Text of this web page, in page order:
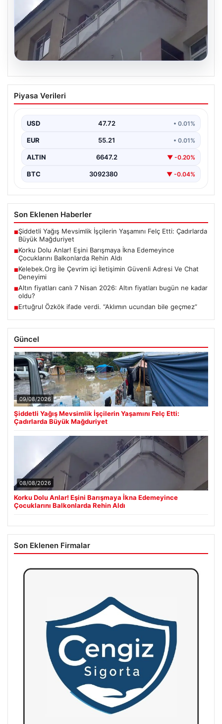
08.08.2026
Korku Dolu Anlar! Eşini Barışmaya İkna
Edemeyince Çocuklarını Balkonlarda
Erzurum'da yaşanan bu korkutucu olay, aile içi
doğurabileceğinin acı…
Piyasa Verileri
USD 47.72 • 0.01%
EUR 55.21 • 0.01%
ALTIN 6647.2 ▼ -0.20%
BTC 3092380 ▼ -0.04%
Son Eklenen Haberler
■Şiddetli Yağış Mevsimlik İşçilerin Yaşamını Felç Etti: Çadırlarda
Büyük Mağduriyet
■Korku Dolu Anlar! Eşini Barışmaya İkna Edemeyince
Çocuklarını Balkonlarda Rehin Aldı
■Kelebek.Org İle Çevrim içi İletişimin Güvenli Adresi Ve Chat
Deneyimi
■Altın fiyatları canlı 7 Nisan 2026: Altın fiyatları bugün ne kadar
oldu?
■Ertuğrul Özkök ifade verdi. “Aklımın ucundan bile geçmez”
Güncel
09/08/2026
Şiddetli Yağış Mevsimlik İşçilerin Yaşamını Felç Etti:
Çadırlarda Büyük Mağduriyet
08/08/2026
Korku Dolu Anlar! Eşini Barışmaya İkna Edemeyince
Çocuklarını Balkonlarda Rehin Aldı
Son Eklenen Firmalar